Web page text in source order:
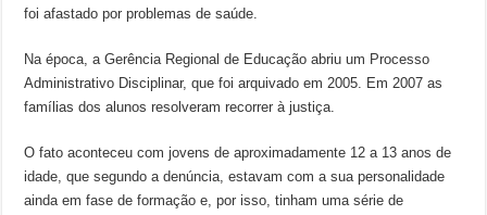
foi afastado por problemas de saúde.
Na época, a Gerência Regional de Educação abriu um Processo
Administrativo Disciplinar, que foi arquivado em 2005. Em 2007 as
famílias dos alunos resolveram recorrer à justiça.
O fato aconteceu com jovens de aproximadamente 12 a 13 anos de
idade, que segundo a denúncia, estavam com a sua personalidade
ainda em fase de formação e, por isso, tinham uma série de